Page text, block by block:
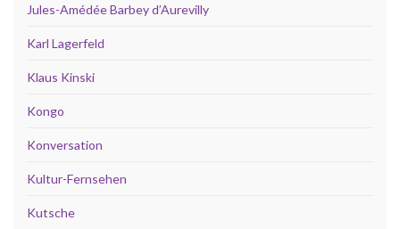
Jules-Amédée Barbey d’Aurevilly
Karl Lagerfeld
Klaus Kinski
Kongo
Konversation
Kultur-Fernsehen
Kutsche